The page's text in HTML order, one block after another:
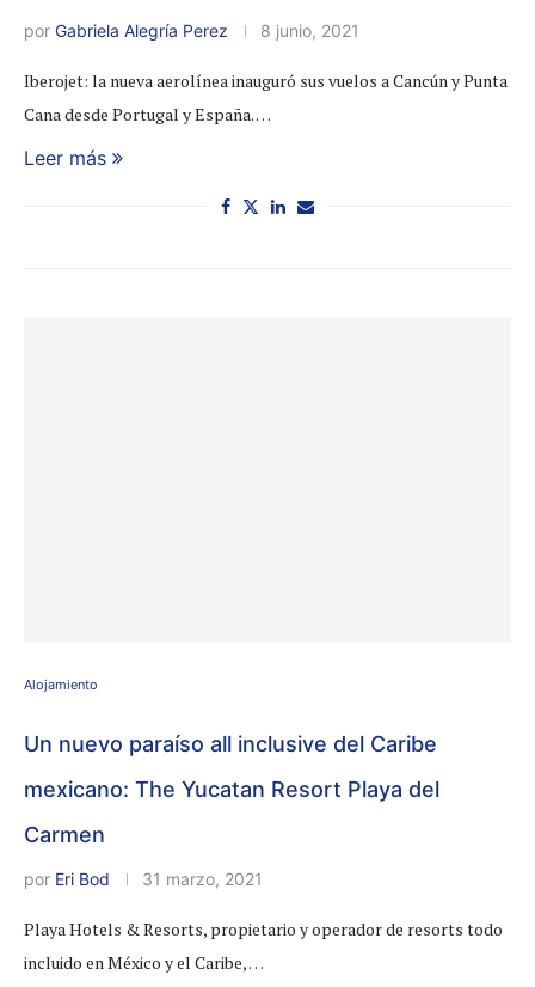
por Gabriela Alegría Perez 8 junio, 2021
Iberojet: la nueva aerolínea inauguró sus vuelos a Cancún y Punta
Cana desde Portugal y España. …
Leer más
Alojamiento
Un nuevo paraíso all inclusive del Caribe
mexicano: The Yucatan Resort Playa del
Carmen
por Eri Bod 31 marzo, 2021
Playa Hotels & Resorts, propietario y operador de resorts todo
incluido en México y el Caribe, …